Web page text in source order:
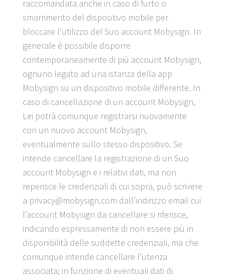
raccomandata anche in caso di furto o
smarrimento del dispositivo mobile per
bloccare l’utilizzo del Suo account Mobysign. In
generale è possibile disporre
contemporaneamente di più account Mobysign,
ognuno legato ad una istanza della app
Mobysign su un dispositivo mobile differente. In
caso di cancellazione di un account Mobysign,
Lei potrà comunque registrarsi nuovamente
con un nuovo account Mobysign,
eventualmente sullo stesso dispositivo. Se
intende cancellare la registrazione di un Suo
account Mobysign e i relativi dati, ma non
reperisce le credenziali di cui sopra, può scrivere
a privacy@mobysign.com dall’indirizzo email cui
l’account Mobysign da cancellare si riferisce,
indicando espressamente di non essere più in
disponibilità delle suddette credenziali, ma che
comunque intende cancellare l’utenza
associata; in funzione di eventuali dati di